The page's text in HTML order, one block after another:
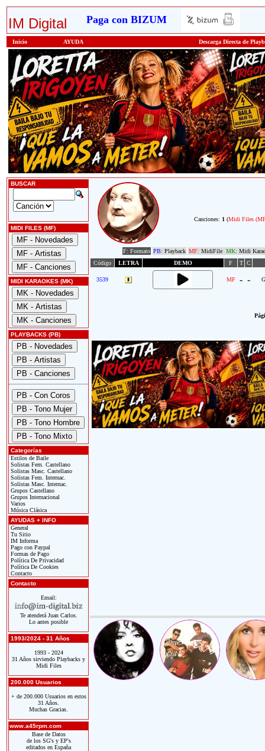
IM Digital Paga con BIZUM
Inicio AYUDA Descarga Directa de
BUSCAR
MIDI FILES (MF)
MIDI KARAOKES (MK)
PLAYBACKS (PB)
Categorías
Estilos de Baile
Solistas Fem. Castellano
Solistas Masc. Castellano
Solistas Fem. Internac.
Solistas Masc. Internac.
Grupos Castellano
Grupos Internacional
Varios
Música Clásica
AYUDAS + INFO
General
Tu Sitio
IM Informa
Pago con Paypal
Formas de Pago
Política De Privacidad
Política De Cookies
Contacto
Contacto
Email:
Te atenderá Juan Carlos.
Lo antes posible
1993/2024 - 31 Años
1993 - 2024
31 Años sirviendo Playbacks y
Midi Files
200.000 Usuarios
+ de 200.000 Usuarios en estos
31 Años.
Muchas Gracias.
www.a45rpm.com
Base de Datos
de los SG's y EP's
editados en España
Canciones: 1 (Midi Files
F: Formato PB: Playback MF: MidiFile MK: Midi
Código
LETRA DEMO F T C
3539 MF - -